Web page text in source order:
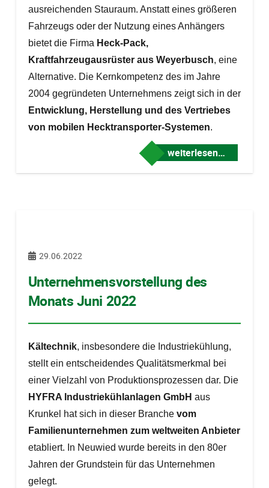
ausreichenden Stauraum. Anstatt eines größeren
Fahrzeugs oder der Nutzung eines Anhängers
bietet die Firma Heck-Pack,
Kraftfahrzeugausrüster aus Weyerbusch, eine
Alternative. Die Kernkompetenz des im Jahre
2004 gegründeten Unternehmens zeigt sich in der
Entwicklung, Herstellung und des Vertriebes
von mobilen Hecktransporter-Systemen.
weiterlesen…
29.06.2022
Unternehmensvorstellung des
Monats Juni 2022
Kältechnik, insbesondere die Industriekühlung,
stellt ein entscheidendes Qualitätsmerkmal bei
einer Vielzahl von Produktionsprozessen dar. Die
HYFRA Industriekühlanlagen GmbH aus
Krunkel hat sich in dieser Branche vom
Familienunternehmen zum weltweiten Anbieter
etabliert. In Neuwied wurde bereits in den 80er
Jahren der Grundstein für das Unternehmen
gelegt.